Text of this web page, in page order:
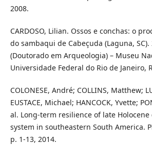
2008.
CARDOSO, Lilian. Ossos e conchas: o
do sambaqui de Cabeçuda (Laguna, SC).
(Doutorado em Arqueologia) – Museu
Universidade Federal do Rio de Janeiro,
COLONESE, André; COLLINS, Matthew;
EUSTACE, Michael; HANCOCK, Yvette;
al. Long-term resilience of late
system in southeastern South America.
p. 1-13, 2014.